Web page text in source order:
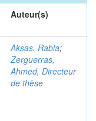
Auteur(s)
Aksas, Rabia;
Zerguerras,
Ahmed, Directeur
de thèse